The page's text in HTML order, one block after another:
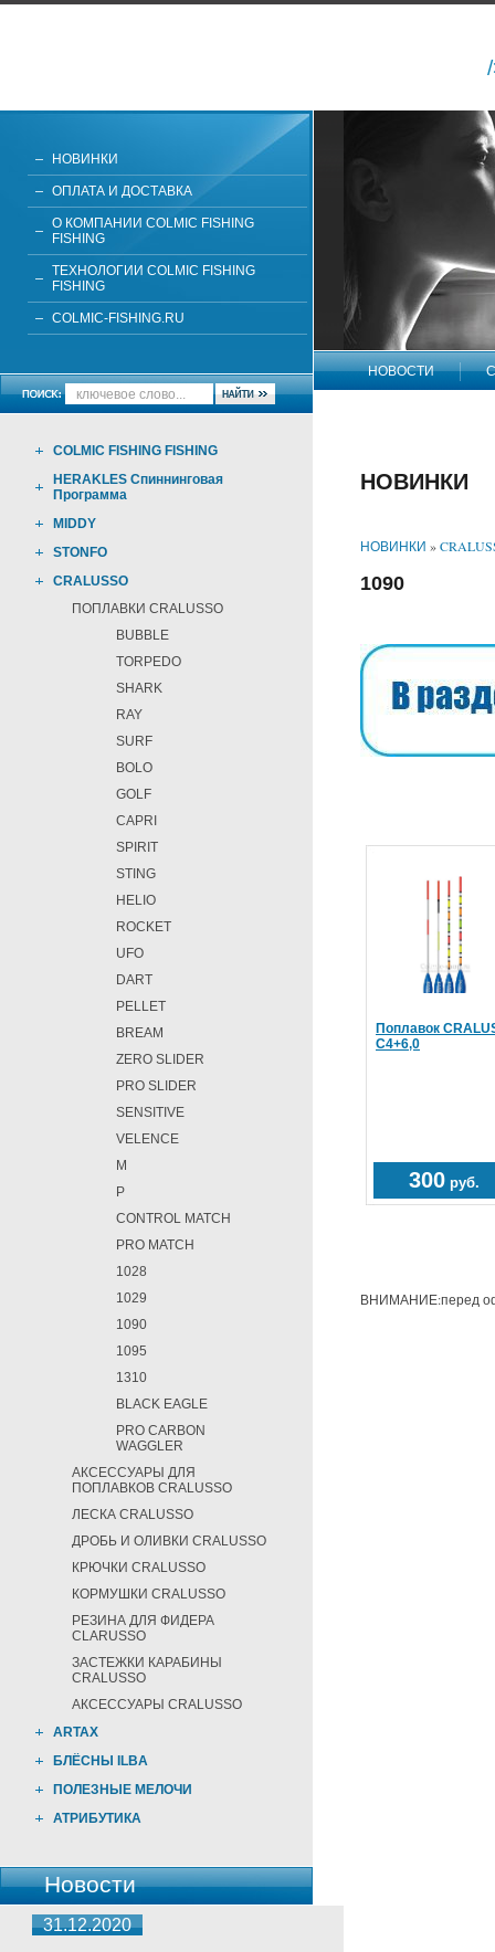
НОВИНКИ
ОПЛАТА И ДОСТАВКА
О КОМПАНИИ COLMIC FISHING
FISHING
ТЕХНОЛОГИИ COLMIC FISHING
FISHING
COLMIC-FISHING.RU
COLMIC FISHING FISHING
HERAKLES Спиннинговая
Программа
MIDDY
STONFO
CRALUSSO
ПОПЛАВКИ CRALUSSO
BUBBLE
TORPEDO
SHARK
RAY
SURF
BOLO
GOLF
CAPRI
SPIRIT
STING
HELIO
ROCKET
UFO
DART
PELLET
BREAM
ZERO SLIDER
PRO SLIDER
SENSITIVE
VELENCE
M
P
CONTROL MATCH
PRO MATCH
1028
1029
1090
1095
1310
BLACK EAGLE
PRO CARBON
WAGGLER
АКСЕССУАРЫ ДЛЯ
ПОПЛАВКОВ CRALUSSO
ЛЕСКА CRALUSSO
ДРОБЬ И ОЛИВКИ CRALUSSO
КРЮЧКИ CRALUSSO
КОРМУШКИ CRALUSSO
РЕЗИНА ДЛЯ ФИДЕРА
CLARUSSO
ЗАСТЕЖКИ КАРАБИНЫ
CRALUSSO
АКСЕССУАРЫ CRALUSSO
ARTAX
БЛЁСНЫ ILBA
ПОЛЕЗНЫЕ МЕЛОЧИ
АТРИБУТИКА
Новости
31.12.2020
НОВОСТИ
НОВИНКИ
НОВИНКИ »
1090
Поплавок
С4+6,0
300 руб.
ВНИМАНИЕ:перед